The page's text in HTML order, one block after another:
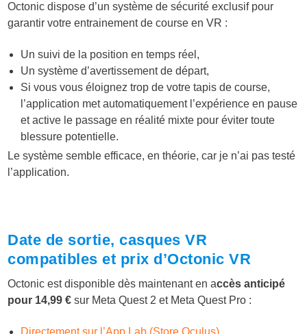
Octonic dispose d’un système de sécurité exclusif pour
garantir votre entrainement de course en VR :
Un suivi de la position en temps réel,
Un système d’avertissement de départ,
Si vous vous éloignez trop de votre tapis de course,
l’application met automatiquement l’expérience en pause
et active le passage en réalité mixte pour éviter toute
blessure potentielle.
Le système semble efficace, en théorie, car je n’ai pas testé
l’application.
Date de sortie, casques VR
compatibles et prix d’Octonic VR
Octonic est disponible dès maintenant en accès anticipé
pour 14,99 € sur Meta Quest 2 et Meta Quest Pro :
Directement sur l’App Lab (Store Oculus)